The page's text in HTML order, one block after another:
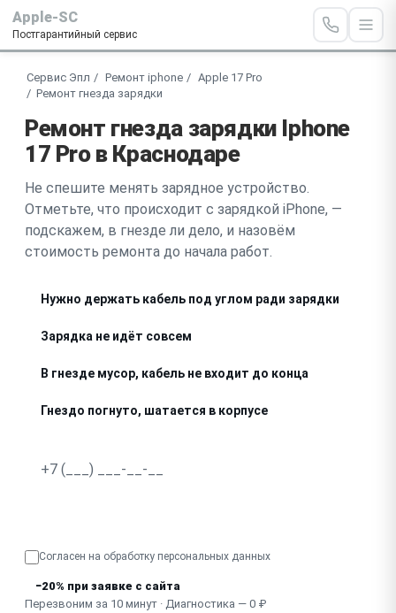
Apple-SC
Постгарантийный сервис
Сервис Эпл Ремонт iphone
Apple 17 Pro
Ремонт гнезда зарядки
Ремонт гнезда зарядки Iphone
17 Pro в Краснодаре
Не спешите менять зарядное устройство.
Отметьте, что происходит с зарядкой iPhone, —
подскажем, в гнезде ли дело, и назовём
стоимость ремонта до начала работ.
Нужно держать кабель под углом ради зарядки
Зарядка не идёт совсем
В гнезде мусор, кабель не входит до конца
Гнездо погнуто, шатается в корпусе
Согласен на обработку персональных данных
−20% при заявке с сайта
Перезвоним за 10 минут · Диагностика — 0 ₽